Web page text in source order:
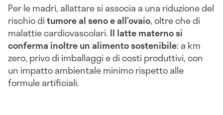
Per le madri, allattare si associa a una riduzione del
rischio ditumore al seno e all’ovaio, oltre che di
malattie cardiovascolari. Il latte materno si
conferma inoltre un alimento sostenibile: a km
zero, privo di imballaggi e di costi produttivi, con
un impatto ambientale minimo rispetto alle
formule artificiali.